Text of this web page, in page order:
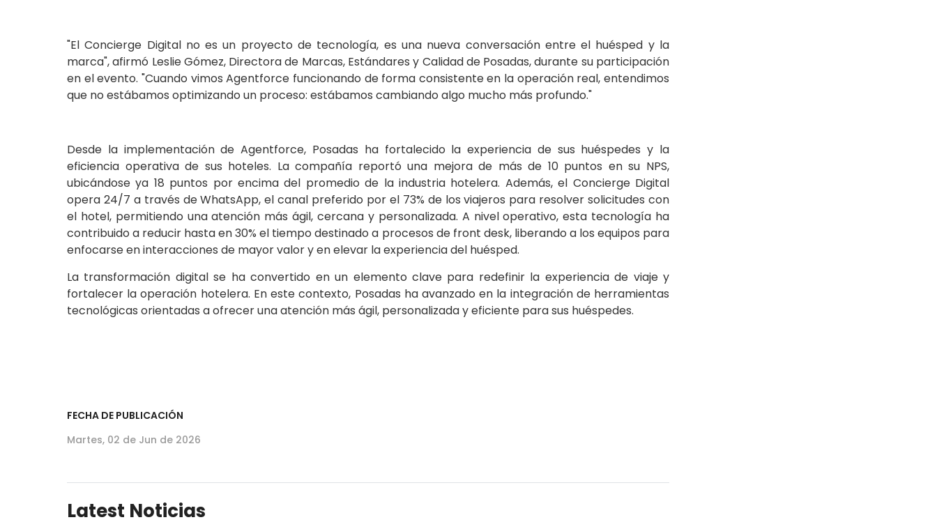
"El Concierge Digital no es un proyecto de tecnología, es una nueva conversación entre el huésped y la
marca", afirmó Leslie Gómez, Directora de Marcas, Estándares y Calidad de Posadas, durante su participación
en el evento. "Cuando vimos Agentforce funcionando de forma consistente en la operación real, entendimos
que no estábamos optimizando un proceso: estábamos cambiando algo mucho más profundo."
Desde la implementación de Agentforce, Posadas ha fortalecido la experiencia de sus huéspedes y la
eficiencia operativa de sus hoteles. La compañía reportó una mejora de más de 10 puntos en su NPS,
ubicándose ya 18 puntos por encima del promedio de la industria hotelera. Además, el Concierge Digital
opera 24/7 a través de WhatsApp, el canal preferido por el 73% de los viajeros para resolver solicitudes con
el hotel, permitiendo una atención más ágil, cercana y personalizada. A nivel operativo, esta tecnología ha
contribuido a reducir hasta en 30% el tiempo destinado a procesos de front desk, liberando a los equipos para
enfocarse en interacciones de mayor valor y en elevar la experiencia del huésped.
La transformación digital se ha convertido en un elemento clave para redefinir la experiencia de viaje y
fortalecer la operación hotelera. En este contexto, Posadas ha avanzado en la integración de herramientas
tecnológicas orientadas a ofrecer una atención más ágil, personalizada y eficiente para sus huéspedes.
FECHA DE PUBLICACIÓN
Martes, 02 de Jun de 2026
Latest Noticias